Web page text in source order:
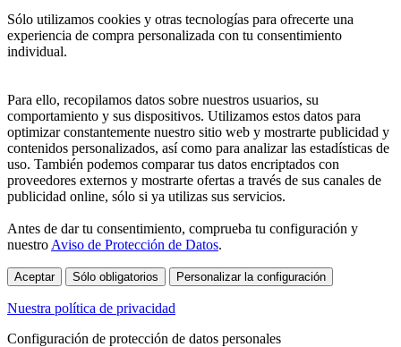
Sólo utilizamos cookies y otras tecnologías para ofrecerte una
experiencia de compra personalizada con tu consentimiento
individual.
Para ello, recopilamos datos sobre nuestros usuarios, su
comportamiento y sus dispositivos. Utilizamos estos datos para
optimizar constantemente nuestro sitio web y mostrarte publicidad y
contenidos personalizados, así como para analizar las estadísticas de
uso. También podemos comparar tus datos encriptados con
proveedores externos y mostrarte ofertas a través de sus canales de
publicidad online, sólo si ya utilizas sus servicios.
Antes de dar tu consentimiento, comprueba tu configuración y
nuestro Aviso de Protección de Datos.
Aceptar Sólo obligatorios Personalizar la configuración
Nuestra política de privacidad
Configuración de protección de datos personales